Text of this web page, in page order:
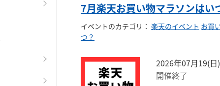
7月楽天お買い物マラソンはい
イベントのカテゴリ ： 楽天のイベント お買
つ？
2026年07月19(
開催終了